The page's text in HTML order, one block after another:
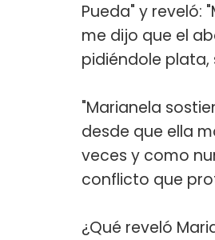
Pueda" y reveló:
me dijo que el
pidiéndole
"Marianela
desde que ella
veces y como
conflicto que
¿Qué reveló